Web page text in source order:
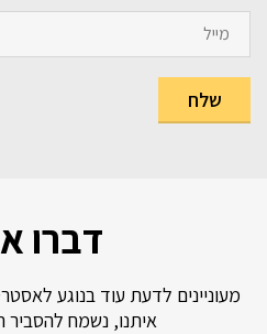
דברו
מעוניינים לדעת עוד בנוגע
איתנו, נשמח